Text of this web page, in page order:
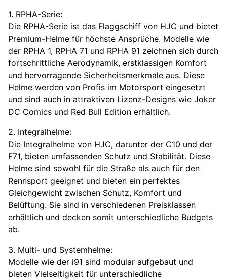
1. RPHA-Serie:
Die RPHA-Serie ist das Flaggschiff von HJC und bietet
Premium-Helme für höchste Ansprüche. Modelle wie
der RPHA 1, RPHA 71 und RPHA 91 zeichnen sich durch
fortschrittliche Aerodynamik, erstklassigen Komfort
und hervorragende Sicherheitsmerkmale aus. Diese
Helme werden von Profis im Motorsport eingesetzt
und sind auch in attraktiven Lizenz-Designs wie Joker
DC Comics und Red Bull Edition erhältlich.
2. Integralhelme:
Die Integralhelme von HJC, darunter der C10 und der
F71, bieten umfassenden Schutz und Stabilität. Diese
Helme sind sowohl für die Straße als auch für den
Rennsport geeignet und bieten ein perfektes
Gleichgewicht zwischen Schutz, Komfort und
Belüftung. Sie sind in verschiedenen Preisklassen
erhältlich und decken somit unterschiedliche Budgets
ab.
3. Multi- und Systemhelme:
Modelle wie der i91 sind modular aufgebaut und
bieten Vielseitigkeit für unterschiedliche